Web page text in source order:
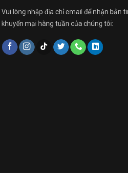
Vui lòng nhập địa chỉ email để nhận bản
khuyến mại hàng tuần của chúng tôi: